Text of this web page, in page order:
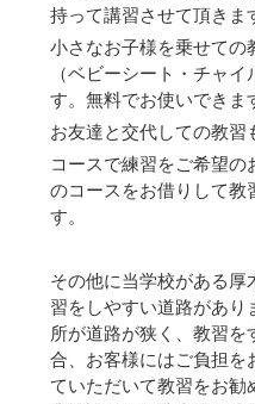
持って講習させて頂きま
小さなお子様を乗せての
（ベビーシート・チャ
す。無料でお使いできま
お友達と交代しての教習
コースで練習をご希望
のコースをお借りして教
す。
その他に当学校がある厚
習をしやすい道路があり
所が道路が狭く、教習
合、お客様にはご負担を
ていただいて教習をお勧